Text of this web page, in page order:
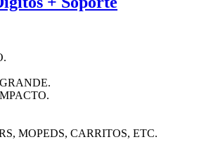
MOPEDS, CARRITOS, ETC.